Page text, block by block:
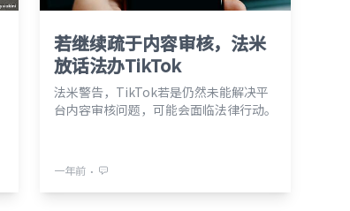
若继续疏于内容审核，法米
放话法办TikTok
法米警告，TikTok若是仍然未能解决平
台内容审核问题，可能会面临法律行动。
一年前 ⋅